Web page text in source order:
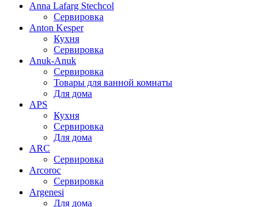
Anna Lafarg Stechcol
Сервировка
Anton Kesper
Кухня
Сервировка
Anuk-Anuk
Сервировка
Товары для ванной комнаты
Для дома
APS
Кухня
Сервировка
Для дома
ARC
Сервировка
Arcoroc
Сервировка
Argenesi
Для дома